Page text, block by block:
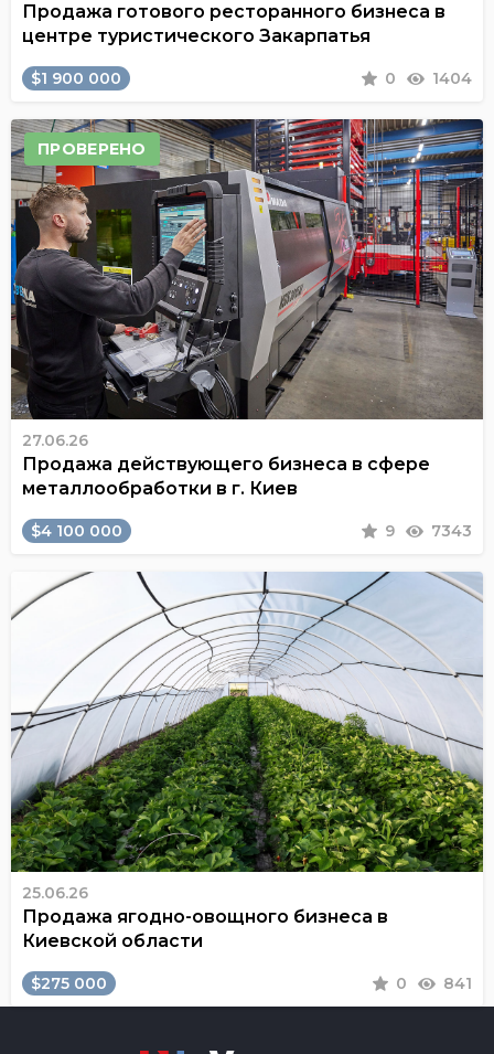
Продажа готового ресторанного бизнеса в
центре туристического Закарпатья
$1 900 000 0 1404
ПРОВЕРЕНО
27.06.26
Продажа действующего бизнеса в сфере
металлообработки в г. Киев
$4 100 000 9 7343
25.06.26
Продажа ягодно-овощного бизнеса в
Киевской области
$275 000 0 841